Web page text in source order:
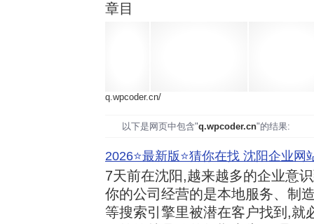
章目
q.wpcoder.cn/
以下是网页中包含"q.wpcoder.cn"的结果:
2026⭐️最新版⭐️猜你在找 沈阳企业网
7天前在沈阳,越来越多的企业意
你的公司经营的是本地服务、制
等搜索引擎里被潜在客户找到,就